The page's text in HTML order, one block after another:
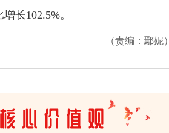
长102.5%。
（责编：鄢妮）